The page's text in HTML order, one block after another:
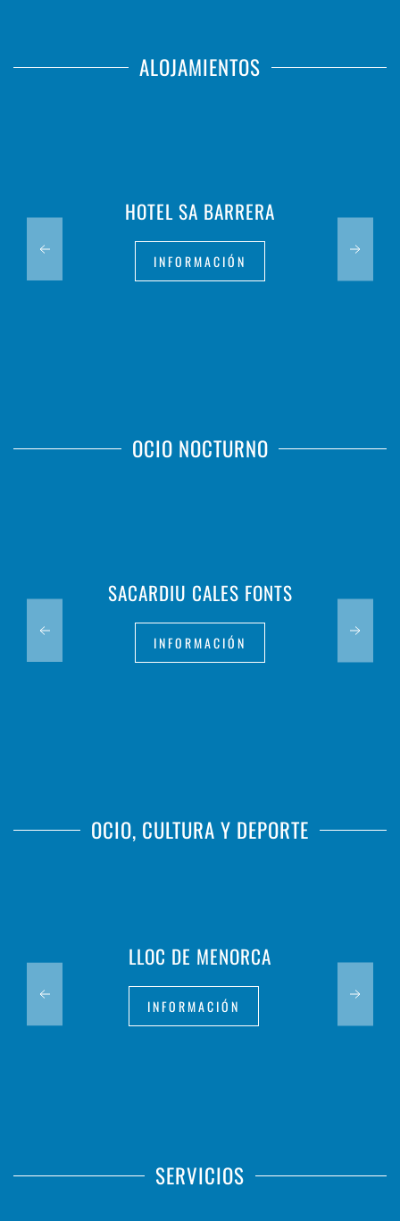
ALOJAMIENTOS
HOTEL SA BARRERA
INFORMACIÓN
OCIO NOCTURNO
SACARDIU CALES FONTS
INFORMACIÓN
OCIO, CULTURA Y DEPORTE
LLOC DE MENORCA
INFORMACIÓN
SERVICIOS